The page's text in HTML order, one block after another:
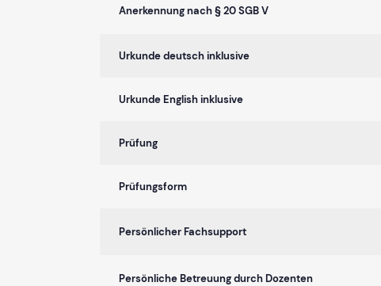
Anerkennung nach § 20 SGB V
Urkunde deutsch inklusive
Urkunde English inklusive
Prüfung
Prüfungsform
Persönlicher Fachsupport
Persönliche Betreuung durch Dozenten